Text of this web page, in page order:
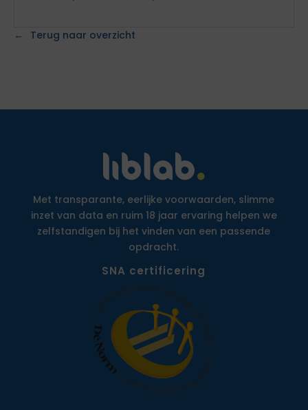
Terug naar overzicht
Met transparante, eerlijke voorwaarden, slimme
inzet van data en ruim 18 jaar ervaring helpen we
zelfstandigen bij het vinden van een passende
opdracht.
SNA certificering